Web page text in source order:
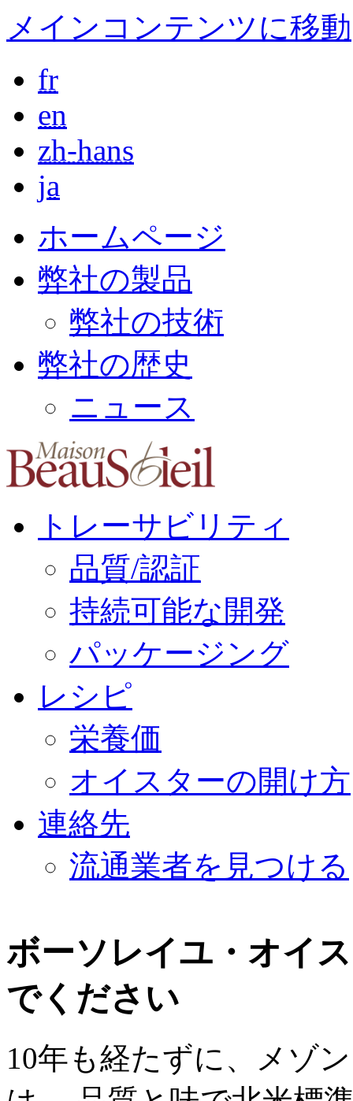
メインコンテンツに移動
fr
en
zh-hans
ja
ホームページ
弊社の製品
弊社の技術
弊社の歴史
ニュース
トレーサビリティ
品質/認証
持続可能な開発
パッケージング
レシピ
栄養価
オイスターの開け方
連絡先
流通業者を見つける
ボーソレイユ・オイ
でください
10年も経たずに、メゾ